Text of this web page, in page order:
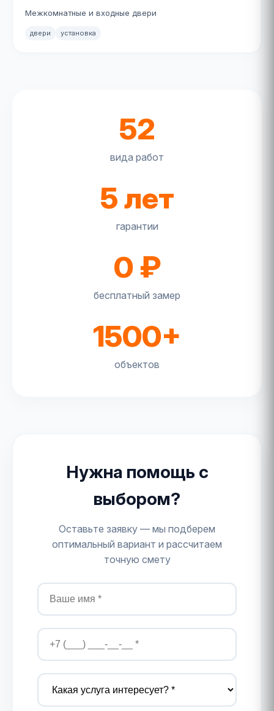
Межкомнатные и входные двери
двери установка
52
вида работ
5 лет
гарантии
0 ₽
бесплатный замер
1500+
объектов
Нужна помощь с
выбором?
Оставьте заявку — мы подберем
оптимальный вариант и рассчитаем
точную смету